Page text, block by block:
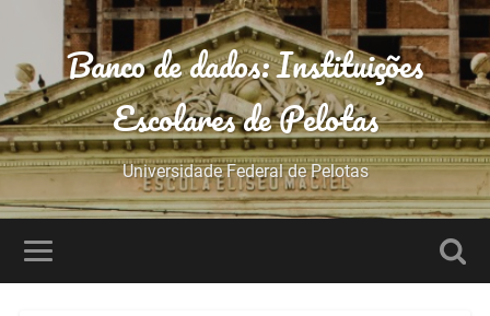
Banco de dados: Instituições
Escolares de Pelotas
Universidade Federal de Pelotas